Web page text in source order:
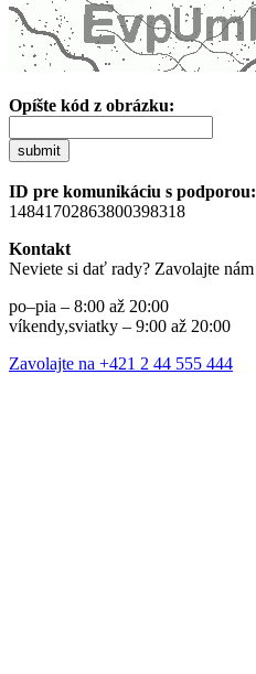
Opíšte kód z obrázku:
submit
ID pre komunikáciu s podporou:
14841702863800398318
Kontakt
Neviete si dať rady? Zavolajte nám
po–pia – 8:00 až 20:00
víkendy,sviatky – 9:00 až 20:00
Zavolajte na +421 2 44 555 444